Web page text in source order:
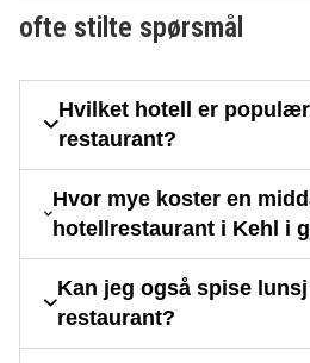
ofte stilte spørsmål
Hvilket hotell er
restaurant?
Hvor mye koster en
hotellrestaurant i Kehl i
Kan jeg også spise
restaurant?